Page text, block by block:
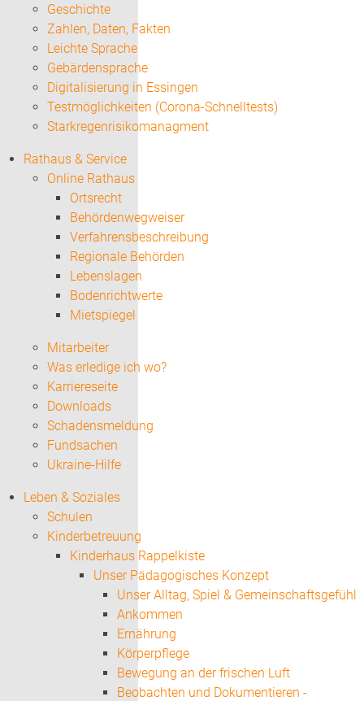
Geschichte
Zahlen, Daten, Fakten
Leichte Sprache
Gebärdensprache
Digitalisierung in Essingen
Testmöglichkeiten (Corona-Schnelltests)
Starkregenrisikomanagment
Rathaus & Service
Online Rathaus
Ortsrecht
Behördenwegweiser
Verfahrensbeschreibung
Regionale Behörden
Lebenslagen
Bodenrichtwerte
Mietspiegel
Mitarbeiter
Was erledige ich wo?
Karriereseite
Downloads
Schadensmeldung
Fundsachen
Ukraine-Hilfe
Leben & Soziales
Schulen
Kinderbetreuung
Kinderhaus Rappelkiste
Unser Pädagogisches Konzept
Unser Alltag, Spiel & Gemeinschaftsgefühl
Ankommen
Ernährung
Körperpflege
Bewegung an der frischen Luft
Beobachten und Dokumentieren -